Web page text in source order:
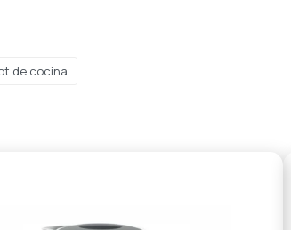
de cocina